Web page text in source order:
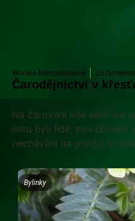
Wookie Morrowindová 15
Čarodějnictví v
Na čarování lidé věřili od
míru byli lidé, považovaní
necháváni na pokoji. V
Bylinky